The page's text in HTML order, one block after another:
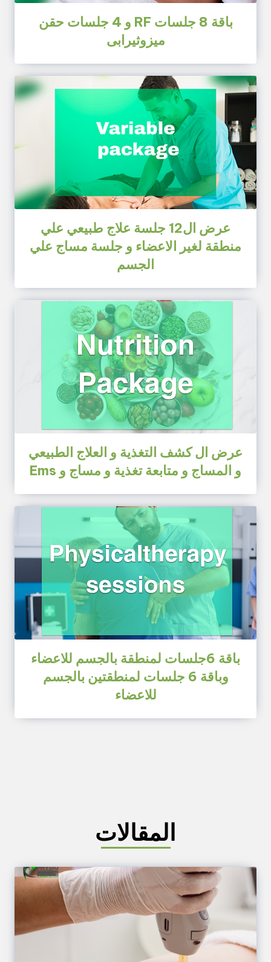
باقة 8 جلسات RF و 4 جلسات حقن
ميزوثيرابى
عرض ال12 جلسة علاج طبيعي علي
منطقة لغير الاعضاء و جلسة مساج علي
الجسم
عرض ال كشف التغذية و العلاج الطبيعي
و المساج و متابعة تغذية و مساج و Ems
باقة 6جلسات لمنطقة بالجسم للاعضاء
وباقة 6 جلسات لمنطقتين بالجسم
للاعضاء
المقالات